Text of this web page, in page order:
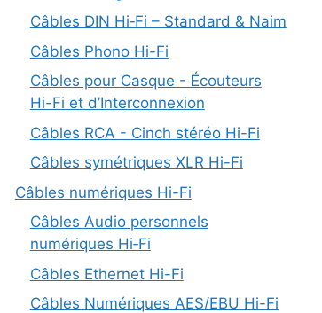
Câbles DIN Hi‑Fi – Standard & Naim
Câbles Phono Hi-Fi
Câbles pour Casque - Écouteurs
Hi-Fi et d’Interconnexion
Câbles RCA - Cinch stéréo Hi-Fi
Câbles symétriques XLR Hi-Fi
Câbles numériques Hi-Fi
Câbles Audio personnels
numériques Hi‑Fi
Câbles Ethernet Hi-Fi
Câbles Numériques AES/EBU Hi-Fi